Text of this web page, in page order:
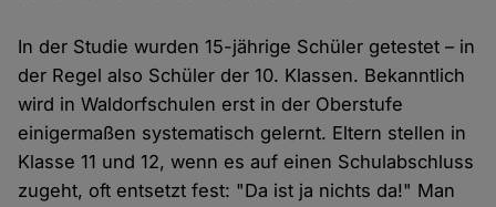
In der Studie wurden 15-jährige Schüler getestet – in
der Regel also Schüler der 10. Klassen. Bekanntlich
wird in Waldorfschulen erst in der Oberstufe
einigermaßen systematisch gelernt. Eltern stellen in
Klasse 11 und 12, wenn es auf einen Schulabschluss
zugeht, oft entsetzt fest: "Da ist ja nichts da!" Man